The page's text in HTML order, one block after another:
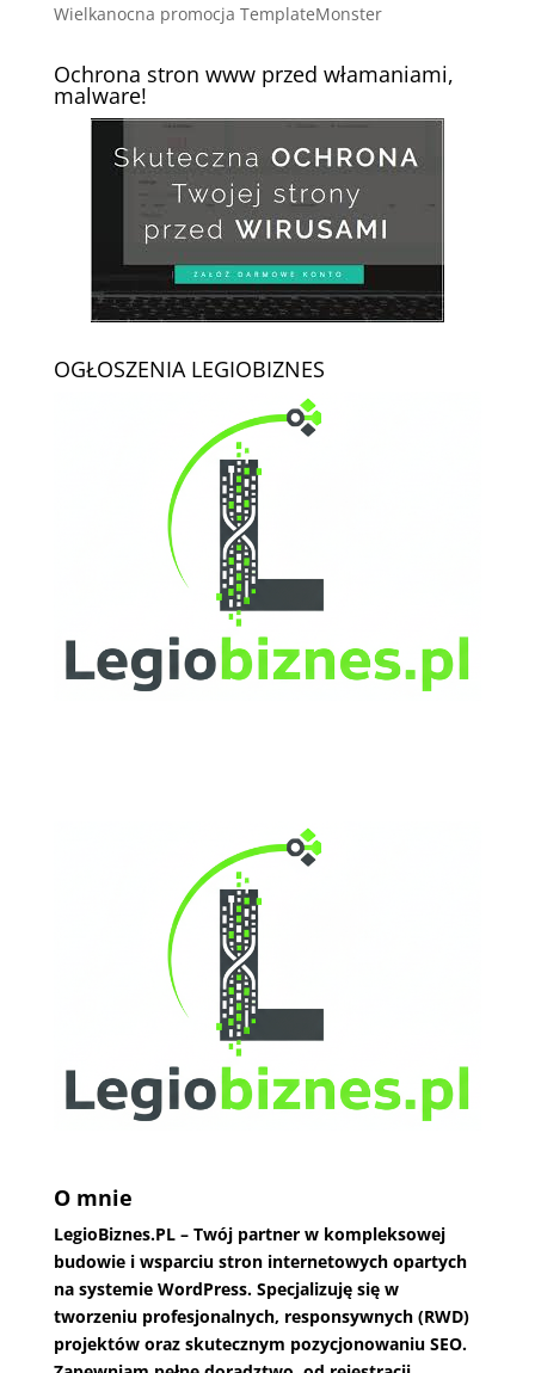
Wielkanocna promocja TemplateMonster
Ochrona stron www przed włamaniami,
malware!
OGŁOSZENIA LEGIOBIZNES
O mnie
LegioBiznes.PL– Twój partner w kompleksowej
budowie i wsparciu stron internetowych opartych
na systemie WordPress. Specjalizuję się w
tworzeniu profesjonalnych, responsywnych (RWD)
projektów oraz skutecznym pozycjonowaniu SEO.